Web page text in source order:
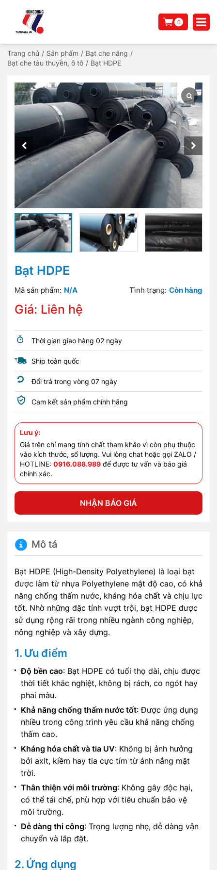
0
Trang chủ / Sản phẩm / Bạt che nắng /
Bạt che tàu thuyền, ô tô / Bạt HDPE
Bạt HDPE
Mã sản phẩm: N/A Tình trạng: Còn hàng
Giá: Liên hệ
Thời gian giao hàng 02 ngày
Ship toàn quốc
Đổi trả trong vòng 07 ngày
Cam kết sản phẩm chính hãng
Lưu ý:
Giá trên chỉ mang tính chất tham khảo vì còn phụ thuộc
vào kích thước, số lượng. Vui lòng chat hoặc gọi ZALO /
HOTLINE: 0916.088.989 để được tư vấn và báo giá
chính xác.
NHẬN BÁO GIÁ
Mô tả
Bạt HDPE (High-Density Polyethylene) là loại bạt
được làm từ nhựa Polyethylene mật độ cao, có khả
năng chống thấm nước, kháng hóa chất và chịu lực
tốt. Nhờ những đặc tính vượt trội, bạt HDPE được
sử dụng rộng rãi trong nhiều ngành công nghiệp,
nông nghiệp và xây dựng.
1. Ưu điểm
Độ bền cao: Bạt HDPE có tuổi thọ dài, chịu được
thời tiết khắc nghiệt, không bị rách, co ngót hay
phai màu.
Khả năng chống thấm nước tốt: Được ứng dụng
nhiều trong công trình yêu cầu khả năng chống
thấm cao.
Kháng hóa chất và tia UV: Không bị ảnh hưởng
bởi axit, kiềm hay tia cực tím từ ánh nắng mặt
trời.
Thân thiện với môi trường: Không gây độc hại,
có thể tái chế, phù hợp với tiêu chuẩn bảo vệ
môi trường.
Dễ dàng thi công: Trọng lượng nhẹ, dễ dàng vận
chuyển và lắp đặt.
2. Ứng dụng